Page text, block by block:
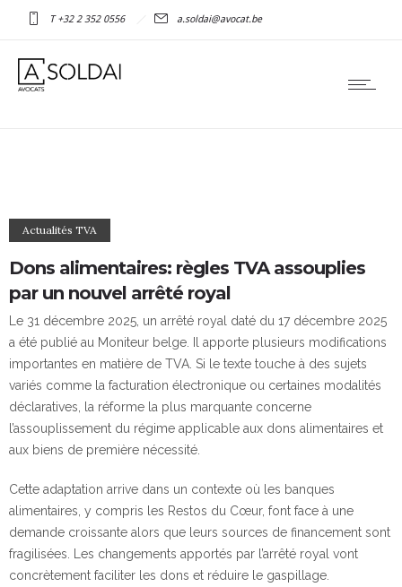
T +32 2 352 0556 a.soldai@avocat.be
Actualités TVA
Dons alimentaires: règles TVA assouplies
par un nouvel arrêté royal
Le 31 décembre 2025, un arrêté royal daté du 17 décembre 2025
a été publié au Moniteur belge. Il apporte plusieurs modifications
importantes en matière de TVA. Si le texte touche à des sujets
variés comme la facturation électronique ou certaines modalités
déclaratives, la réforme la plus marquante concerne
l’assouplissement du régime applicable aux dons alimentaires et
aux biens de première nécessité.
Cette adaptation arrive dans un contexte où les banques
alimentaires, y compris les Restos du Cœur, font face à une
demande croissante alors que leurs sources de financement sont
fragilisées. Les changements apportés par l’arrêté royal vont
concrètement faciliter les dons et réduire le gaspillage.